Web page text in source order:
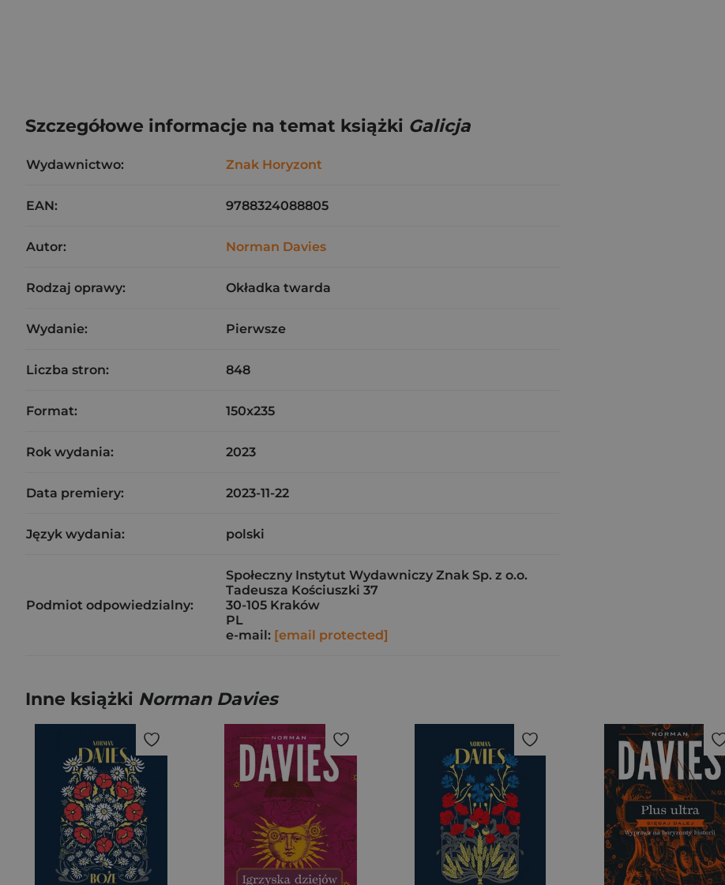
Szczegółowe informacje na temat książki Galicja
Wydawnictwo: Znak Horyzont
EAN: 9788324088805
Autor: Norman Davies
Rodzaj oprawy: Okładka twarda
Wydanie: Pierwsze
Liczba stron: 848
Format: 150x235
Rok wydania: 2023
Data premiery: 2023-11-22
Język wydania: polski
Podmiot odpowiedzialny:
Społeczny Instytut Wydawniczy Znak Sp. z o.o.
Tadeusza Kościuszki 37
30-105 Kraków
PL
e-mail: [email protected]
Inne książki Norman Davies